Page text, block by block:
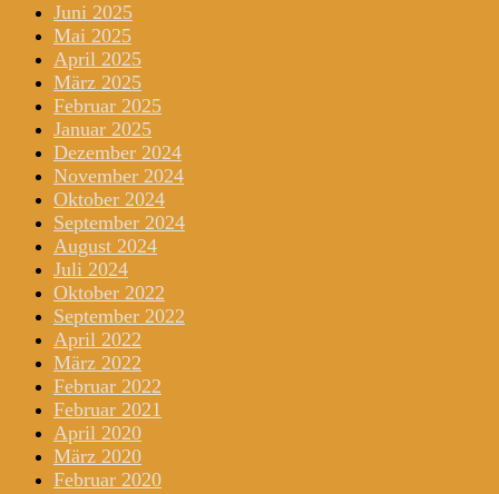
Juni 2025
Mai 2025
April 2025
März 2025
Februar 2025
Januar 2025
Dezember 2024
November 2024
Oktober 2024
September 2024
August 2024
Juli 2024
Oktober 2022
September 2022
April 2022
März 2022
Februar 2022
Februar 2021
April 2020
März 2020
Februar 2020